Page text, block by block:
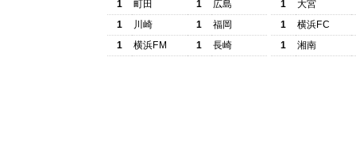
1
町田 1
広島
1
川崎 1
福岡
1
横浜FM 1 長崎
1
大宮
1
横浜FC
1
湘南